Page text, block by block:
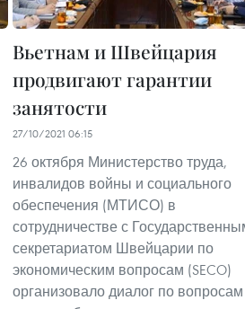
Вьетнам и Швейцария
продвигают гарантии
занятости
27/10/2021 06:15
26 октября Министерство труда,
инвалидов войны и социального
обеспечения (МТИСО) в
сотрудничестве с
секретариатом Швейцарии по
экономическим вопросам (SECO)
организовало диалог по вопросам